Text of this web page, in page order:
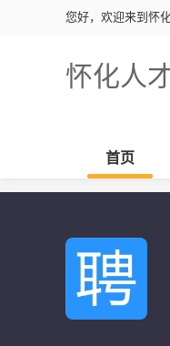
您好，欢迎来到怀
怀化人
首页